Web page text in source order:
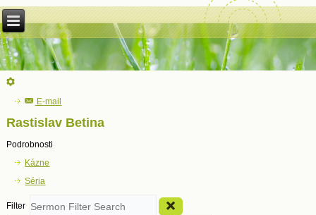
E-mail
Rastislav Betina
Podrobnosti
Kázne
Séria
Filter